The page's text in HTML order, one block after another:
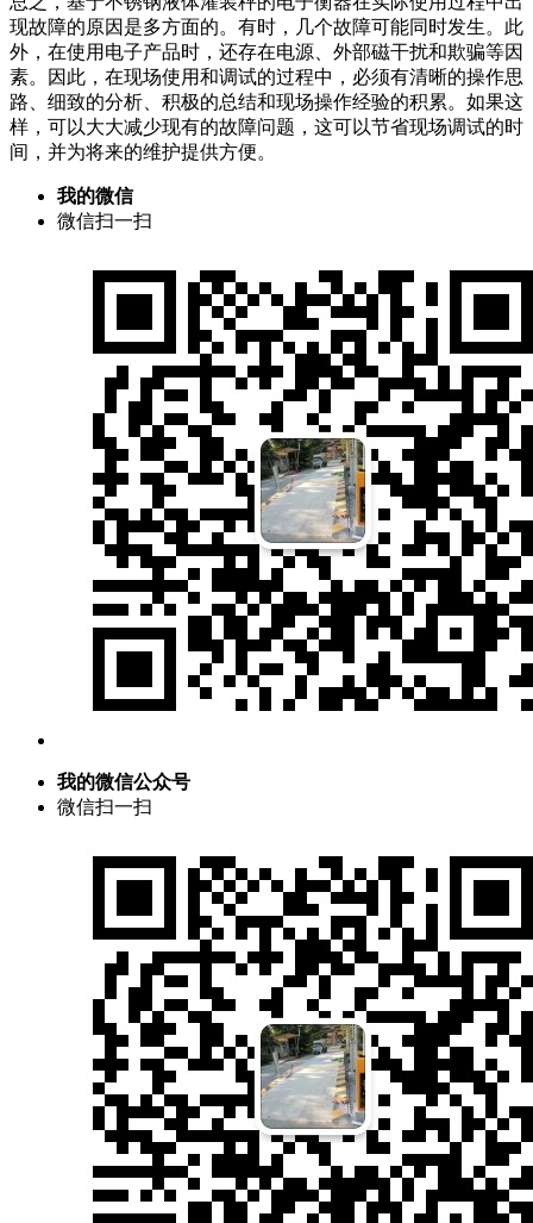
现故障的原因是多方面的。有时，几个故障可能同时发生。此
外，在使用电子产品时，还存在电源、外部磁干扰和欺骗等因
素。因此，在现场使用和调试的过程中，必须有清晰的操作思
路、细致的分析、积极的总结和现场操作经验的积累。如果这
样，可以大大减少现有的故障问题，这可以节省现场调试的时
间，并为将来的维护提供方便。
我的微信
微信扫一扫
我的微信公众号
微信扫一扫